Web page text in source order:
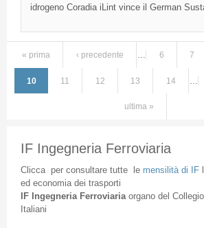
idrogeno Coradia iLint vince il German
Pagine
« prima ‹ precedente 6 7
10 11 12 13 14
ultima »
IF Ingegneria Ferroviaria
Cliccaper consultare tuttele mensilità di IF
ed economia dei trasporti
IF Ingegneria Ferroviaria organodel Collegio
Italiani